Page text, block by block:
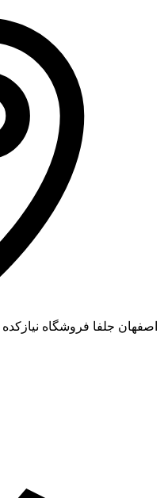
اصفهان جلفا فروشگاه نیازکده